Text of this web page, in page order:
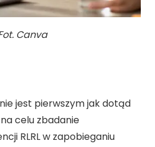
Canva
jest pierwszym jak dotąd
celu zbadanie
RLRL w zapobieganiu